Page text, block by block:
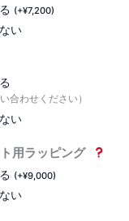
(+¥7,200)
い
合わせください）
い
用ラッピング
(+¥9,000)
い